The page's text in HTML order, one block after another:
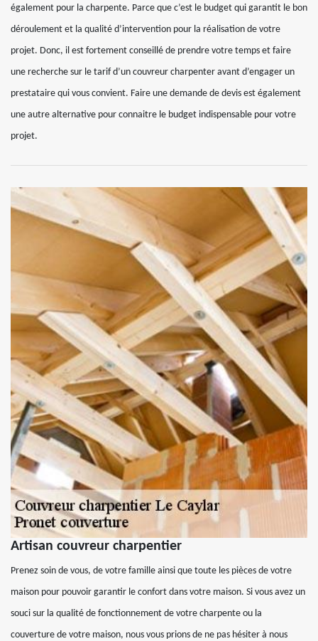
également pour la charpente. Parce que c’est le budget qui garantit le bon
déroulement et la qualité d’intervention pour la réalisation de votre
projet. Donc, il est fortement conseillé de prendre votre temps et faire
une recherche sur le tarif d’un couvreur charpenter avant d’engager un
prestataire qui vous convient. Faire une demande de devis est également
une autre alternative pour connaitre le budget indispensable pour votre
projet.
Artisan couvreur charpentier
Prenez soin de vous, de votre famille ainsi que toute les pièces de votre
maison pour pouvoir garantir le confort dans votre maison. Si vous avez un
souci sur la qualité de fonctionnement de votre charpente ou la
couverture de votre maison, nous vous prions de ne pas hésiter à nous